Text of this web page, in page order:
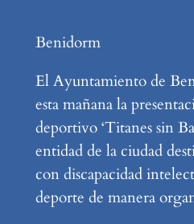
Benidorm
El Ayuntamiento de
esta mañana la
deportivo ‘Titanes sin
entidad de la ciudad
con discapacidad
deporte de manera